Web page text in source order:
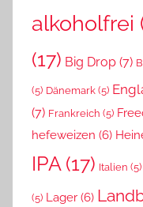
alkoholfrei
(17) Big Drop (7)
(5) Dänemark (5)
(7) Frankreich (5)
hefeweizen (6)
IPA(17) Italien (5)
(5) Lager (6)